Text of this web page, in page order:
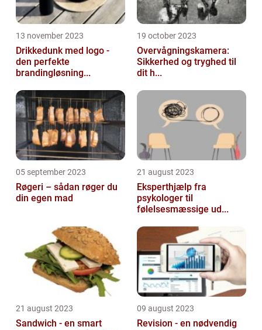
13 november 2023
Drikkedunk med logo -
den perfekte
brandingløsning...
19 october 2023
Overvågningskamera:
Sikkerhed og tryghed til
dit h...
05 september 2023
Røgeri – sådan røger du
din egen mad
21 august 2023
Eksperthjælp fra
psykologer til
følelsesmæssige ud...
21 august 2023
Sandwich - en smart
09 august 2023
Revision - en nødvendig